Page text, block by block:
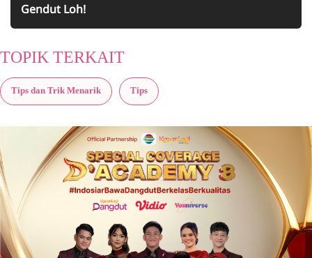
Gendut Loh!
TOPIK TERKAIT
Tips dan Trik Menarik Tips